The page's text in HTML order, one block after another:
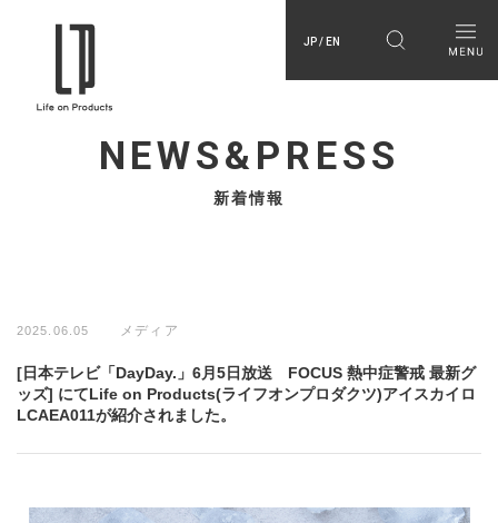
JP / EN
NEWS&PRESS
新着情報
2025.06.05 メディア
[日本テレビ「DayDay.」6月5日放送 FOCUS 熱中症警戒 最新グ
ッズ] にてLife on Products(ライフオンプロダクツ)アイスカイロ
LCAEA011が紹介されました。